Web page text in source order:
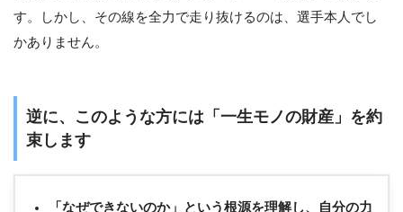
す。しかし、その線を全力で走り抜けるのは、選手本人でし
かありません。
逆に、このような方には「一生モノの財産」を約
束します
「なぜできないのか」という根源を理解し、自分の力